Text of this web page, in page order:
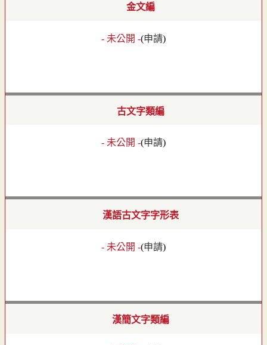
金文編
- 未公開 -(申請)
古文字類編
- 未公開 -(申請)
漢語古文字字形表
- 未公開 -(申請)
漢簡文字類編